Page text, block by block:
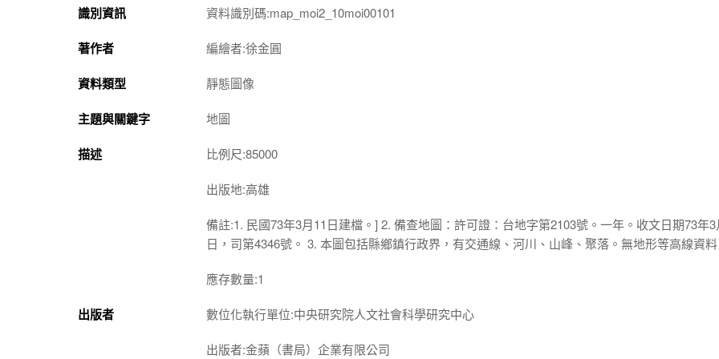
識別資訊 資料識別碼:map_moi2_10moi00101
著作者 編繪者:徐金圓
資料類型 靜態圖像
主題與關鍵字 地圖
描述 比例尺:85000
出版地:高雄
備註:1. 民國73年3月11日建檔。] 2. 備查地圖：許可證：台地字第2103號。一年。收文日期73年3
日，司第4346號。 3. 本圖包括縣鄉鎮行政界，有交通線、河川、山峰、聚落。無地形等高線資料
應存數量:1
出版者 數位化執行單位:中央研究院人文社會科學研究中心
出版者:金蘋（書局）企業有限公司